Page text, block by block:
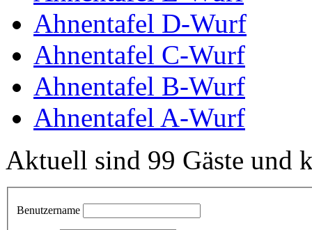
Ahnentafel D-Wurf
Ahnentafel C-Wurf
Ahnentafel B-Wurf
Ahnentafel A-Wurf
Aktuell sind 99 Gäste und
Benutzername